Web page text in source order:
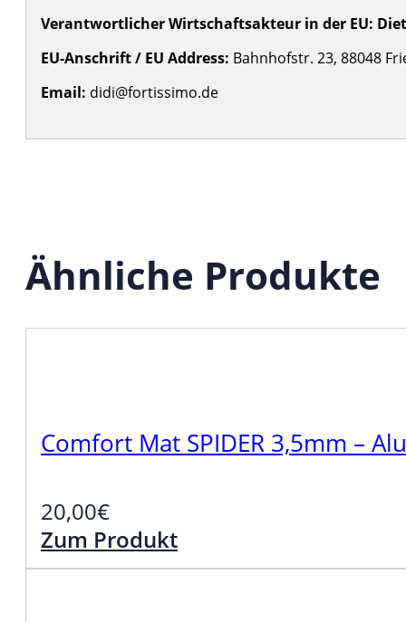
Verantwortlicher Wirtschaftsakteur in der EU:
EU-Anschrift / EU Address: Bahnhofstr. 23, 88048
Email: didi@fortissimo.de
Ähnliche Produkte
Comfort Mat SPIDER 3,5mm –
20,00€
Zum Produkt